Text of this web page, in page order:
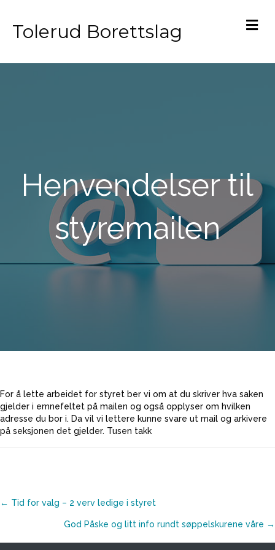
Tolerud Borettslag
Henvendelser til
styremailen
For å lette arbeidet for styret ber vi om at du skriver hva saken
gjelder i emnefeltet på mailen og også opplyser om hvilken
adresse du bor i. Da vil vi lettere kunne svare ut mail og arkivere
på seksjonen det gjelder. Tusen takk
Posts
navigation
← Tid for valg – 2 verv ledige i styret
God Påske og litt info rundt søppelskurene våre →